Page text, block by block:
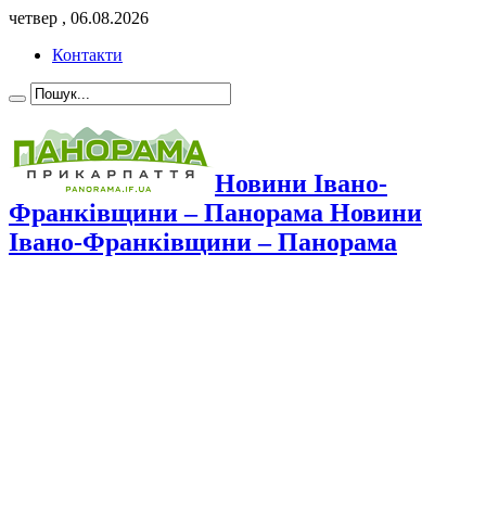
четвер , 06.08.2026
Контакти
Новини Івано-
Франківщини – Панорама Новини
Івано-Франківщини – Панорама